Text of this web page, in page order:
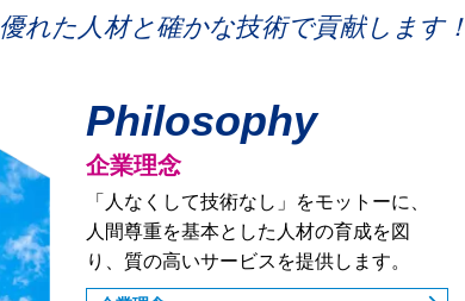
優れた人材と確かな技術で貢献します！
Philosophy
企業理念
「人なくして技術なし」をモットーに、
人間尊重を基本とした人材の育成を図
り、質の高いサービスを提供します。